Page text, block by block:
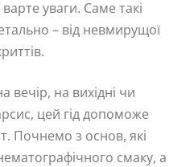
уваги. Саме такі
– від невмирущої
вечір, на вихідні чи
цей гід допоможе
Почнемо з основ, які
смаку, а